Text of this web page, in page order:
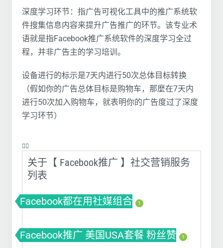
深度学习环节：指广告可视化工具中的推广系统软
件搜集信息内容来提升广告推广的环节。该专业术
语就是指Facebook推广系统软件的深度学习全过
程，并非广告主的学习培训。
设备进行的标示是7天内进行50次总体目标转换
（假如你的广告总体目标是购物车，那麼在7天内
进行50次加入购物车，就表明你的广告度过了深度
学习环节）
❤️‍🔥
关于【 Facebook推广 】社交营销服务
列表
Facebook都在用社媒组合 1
Facebook推广 美国USA套餐 粉丝赞 1